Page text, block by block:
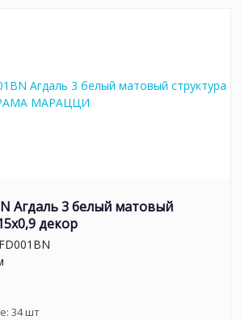
Агдаль 3 белый матовый
декор
34шт